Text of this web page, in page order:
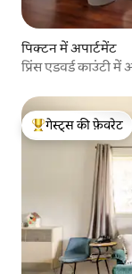
पिक्टन में अपार्टमेंट
प्रिंस एडवर्ड काउंटी में
गेस्ट्स का टॉप फ़ेवरेट
गेस्ट्स की फ़ेवरेट